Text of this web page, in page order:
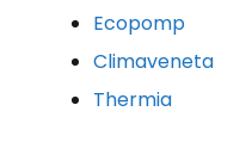
Ecopomp
Climaveneta
Thermia